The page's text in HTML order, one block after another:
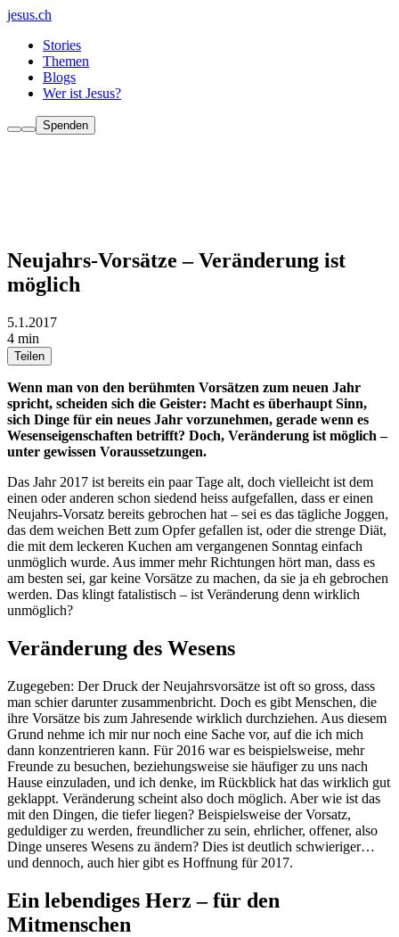
jesus.ch
Stories
Themen
Blogs
Wer ist Jesus?
Spenden
Neujahrs-Vorsätze – Veränderung ist
möglich
5.1.2017
4 min
Teilen
Wenn man von den berühmten Vorsätzen zum neuen Jahr
spricht, scheiden sich die Geister: Macht es überhaupt Sinn,
sich Dinge für ein neues Jahr vorzunehmen, gerade wenn es
Wesenseigenschaften betrifft? Doch, Veränderung ist möglich –
unter gewissen Voraussetzungen.
Das Jahr 2017 ist bereits ein paar Tage alt, doch vielleicht ist dem
einen oder anderen schon siedend heiss aufgefallen, dass er einen
Neujahrs-Vorsatz bereits gebrochen hat – sei es das tägliche Joggen,
das dem weichen Bett zum Opfer gefallen ist, oder die strenge Diät,
die mit dem leckeren Kuchen am vergangenen Sonntag einfach
unmöglich wurde. Aus immer mehr Richtungen hört man, dass es
am besten sei, gar keine Vorsätze zu machen, da sie ja eh gebrochen
werden. Das klingt fatalistisch – ist Veränderung denn wirklich
unmöglich?
Veränderung des Wesens
Zugegeben: Der Druck der Neujahrsvorsätze ist oft so gross, dass
man schier darunter zusammenbricht. Doch es gibt Menschen, die
ihre Vorsätze bis zum Jahresende wirklich durchziehen. Aus diesem
Grund nehme ich mir nur noch eine Sache vor, auf die ich mich
dann konzentrieren kann. Für 2016 war es beispielsweise, mehr
Freunde zu besuchen, beziehungsweise sie häufiger zu uns nach
Hause einzuladen, und ich denke, im Rückblick hat das wirklich gut
geklappt. Veränderung scheint also doch möglich. Aber wie ist das
mit den Dingen, die tiefer liegen? Beispielsweise der Vorsatz,
geduldiger zu werden, freundlicher zu sein, ehrlicher, offener, also
Dinge unseres Wesens zu ändern? Dies ist deutlich schwieriger…
und dennoch, auch hier gibt es Hoffnung für 2017.
Ein lebendiges Herz – für den
Mitmenschen